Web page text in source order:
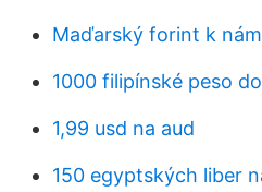
Maďarský forint k
1000 filipínské peso
1,99 usd na aud
150 egyptských liber